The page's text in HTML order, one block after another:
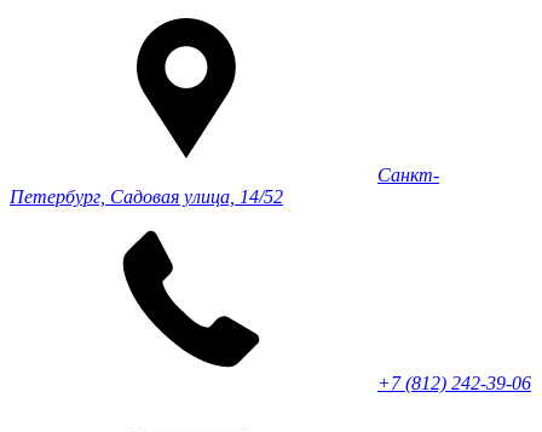
Санкт-
Петербург, Садовая улица, 14/52
+7 (812) 242-39-06